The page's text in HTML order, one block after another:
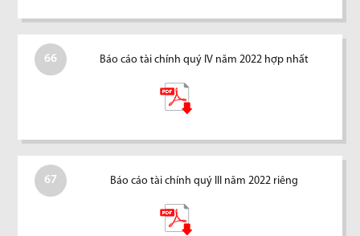
66 Báo cáo tài chính quý IV năm 2022 hợp nhất
67 Báo cáo tài chính quý III năm 2022 riêng